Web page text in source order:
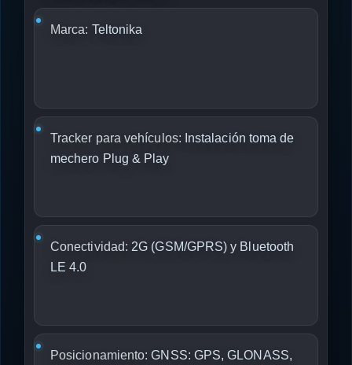
Marca: Teltonika
Tracker para vehículos: Instalación toma de
mechero Plug & Play
Conectividad: 2G (GSM/GPRS) y Bluetooth
LE 4.0
Posicionamiento: GNSS: GPS, GLONASS,